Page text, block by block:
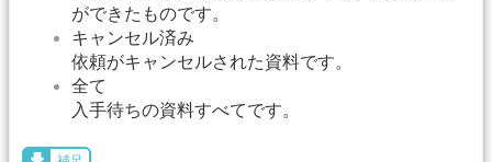
ができたものです。
キャンセル済み
依頼がキャンセルされた資料です。
全て
入手待ちの資料すべてです。